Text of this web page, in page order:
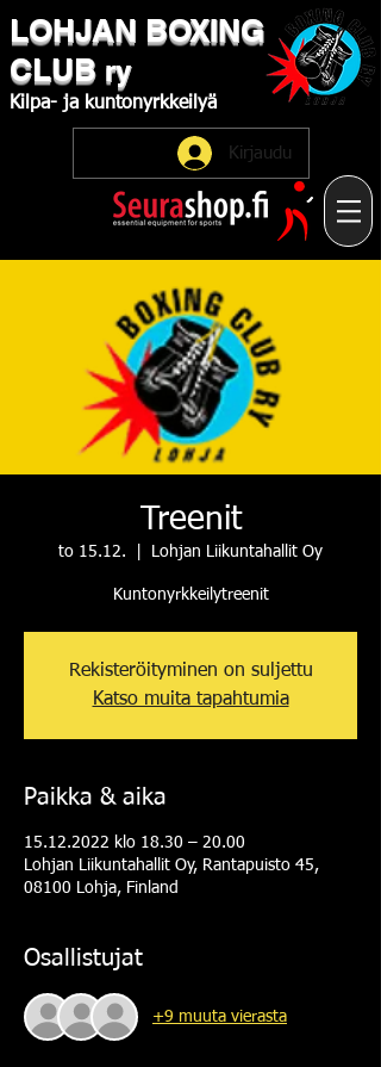
LOHJAN ​BOXING
CLUB ry
Kilpa- ja kuntonyrkkeilyä
Kirjaudu
Treenit
to 15.12. Lohjan Liikuntahallit Oy
Kuntonyrkkeilytreenit
Rekisteröityminen on suljettu
Katso muita tapahtumia
Paikka & aika
15.12.2022 klo 18.30 – 20.00
Lohjan Liikuntahallit Oy, Rantapuisto 45,
08100 Lohja, Finland
Osallistujat
+9 muuta vierasta